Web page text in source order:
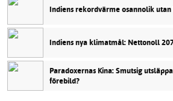
Indiens rekordvärme osannolik
Indiens nya klimatmål: Nettonoll
Paradoxernas Kina: Smutsig
förebild?